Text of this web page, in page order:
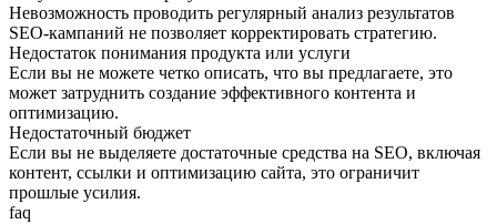
Невозможность проводить регулярный анализ результатов
SEO-кампаний не позволяет корректировать стратегию.
Недостаток понимания продукта или услуги
Если вы не можете четко описать, что вы предлагаете, это
может затруднить создание эффективного контента и
оптимизацию.
Недостаточный бюджет
Если вы не выделяете достаточные средства на SEO, включая
контент, ссылки и оптимизацию сайта, это ограничит
прошлые усилия.
faq